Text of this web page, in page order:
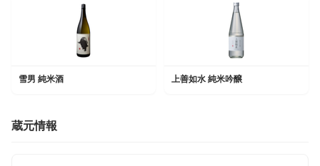
雪男 純米酒 上善如水 純米吟醸
蔵元情報